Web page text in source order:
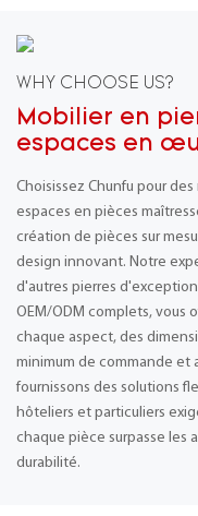
WHY CHOOSE US?
Mobilier en
espaces en
Choisissez Chunfu pour
espaces en pièces
création de pièces sur
design innovant. Notre
d'autres pierres
OEM/ODM complets, vous
chaque aspect, des
minimum de commande et
fournissons des solutions
hôteliers et particuliers
chaque pièce surpasse les
durabilité.